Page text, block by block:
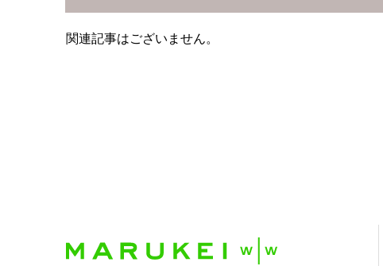
関連記事はございません。